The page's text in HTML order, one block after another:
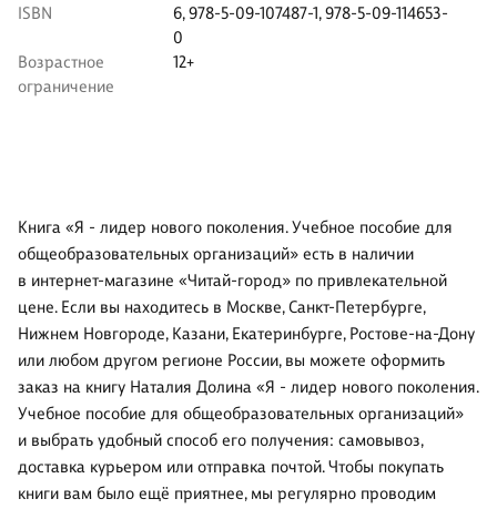
ISBN
6,978-5-09-107487-1,978-5-09-114653-
0
Возрастное
ограничение
12+
Книга «Я - лидер нового поколения. Учебное пособие для
общеобразовательных организаций» есть в наличии
в интернет-магазине «Читай-город» по привлекательной
цене. Если вы находитесь в Москве, Санкт-Петербурге,
Нижнем Новгороде, Казани, Екатеринбурге, Ростове-на-Дону
или любом другом регионе России, вы можете оформить
заказ на книгу Наталия Долина «Я - лидер нового поколения.
Учебное пособие для общеобразовательных организаций»
и выбрать удобный способ его получения: самовывоз,
доставка курьером или отправка почтой. Чтобы покупать
книги вам было ещё приятнее, мы регулярно проводим